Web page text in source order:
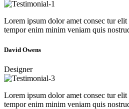
Lorem ipsum dolor amet consec tur
tempor enim minim veniam quis
David Owens
Designer
Lorem ipsum dolor amet consec tur
tempor enim minim veniam quis